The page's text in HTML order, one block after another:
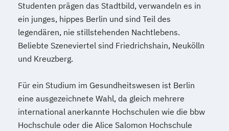
Studenten prägen das Stadtbild, verwandeln es in
ein junges, hippes Berlin und sind Teil des
legendären, nie stillstehenden Nachtlebens.
Beliebte Szeneviertel sind Friedrichshain, Neukölln
und Kreuzberg.
Für ein Studium im Gesundheitswesen ist Berlin
eine ausgezeichnete Wahl, da gleich mehrere
international anerkannte Hochschulen wie die bbw
Hochschule oder die Alice Salomon Hochschule